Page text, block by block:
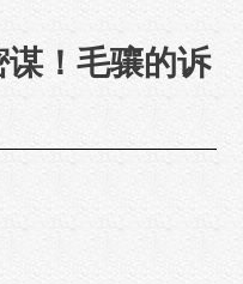
！毛骧的诉